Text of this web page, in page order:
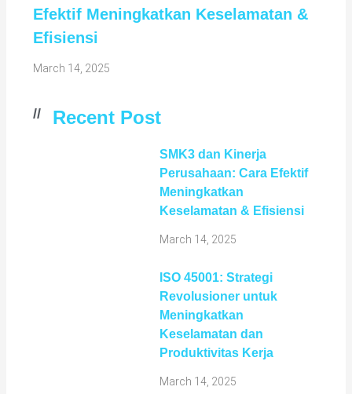
Efektif Meningkatkan Keselamatan &
Efisiensi
March 14, 2025
// Recent Post
SMK3 dan Kinerja
Perusahaan: Cara Efektif
Meningkatkan
Keselamatan & Efisiensi
March 14, 2025
ISO 45001: Strategi
Revolusioner untuk
Meningkatkan
Keselamatan dan
Produktivitas Kerja
March 14, 2025